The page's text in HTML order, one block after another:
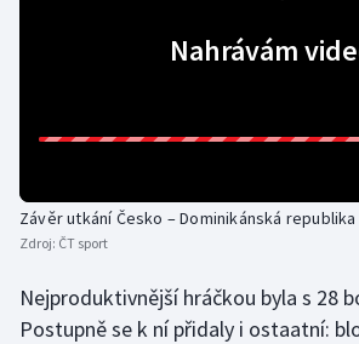
Nahrávám
Závěr utkání Česko – Dominikánská republika
Zdroj: ČT sport
Nejproduktivnější hráčkou byla s 28
Postupně se k ní přidaly i ostaatní: